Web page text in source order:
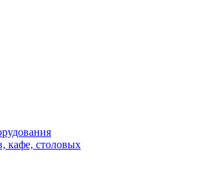
кафе, столовых